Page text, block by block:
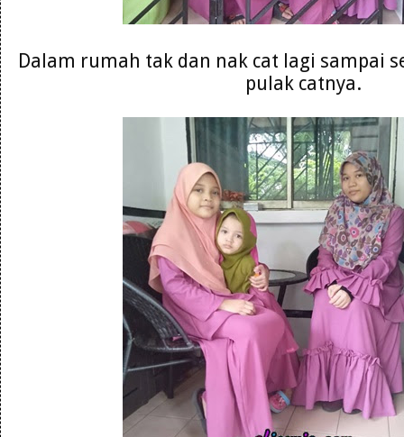
Dalam rumah tak dan nak cat lagi sampai
pulak catnya.